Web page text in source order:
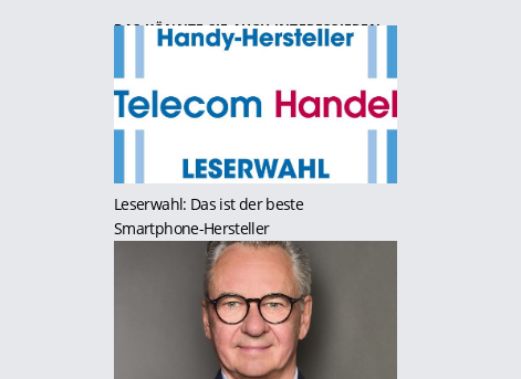
DAS KÖNNTE SIE AUCH INTERESSIEREN:
Leserwahl: Das ist der beste
Smartphone-Hersteller